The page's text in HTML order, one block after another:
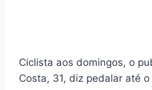
Ciclista aos domingos, o
Costa, 31, diz pedalar até